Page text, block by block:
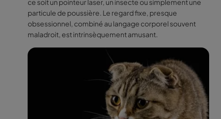
ce soit un pointeur laser, un insecte ou simplement une
particule de poussière. Le regard fixe, presque
obsessionnel, combiné au langage corporel souvent
maladroit, est intrinsèquement amusant.